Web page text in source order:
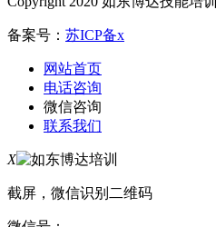
备案号： 苏ICP备x
网站首页
电话咨询
微信咨询
联系我们
X
截屏，微信识别二维码